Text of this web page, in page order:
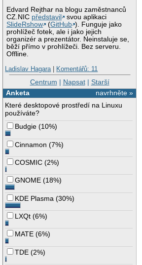
Edvard Rejthar na blogu zaměstnanců
CZ.NIC představil
svou aplikaci
SlideRshow
(GitHub ). Funguje jako
prohlížeč fotek, ale i jako jejich
organizér a prezentátor. Neinstaluje se,
běží přímo v prohlížeči. Bez serveru.
Offline.
Ladislav Hagara| Komentářů: 11
Centrum | Napsat| Starší
navrhněte »
Anketa
Které desktopové prostředí na Linuxu
používáte?
Budgie (10%)
Cinnamon (7%)
COSMIC (2%)
GNOME (18%)
KDE Plasma (30%)
LXQt (6%)
MATE (6%)
TDE (2%)